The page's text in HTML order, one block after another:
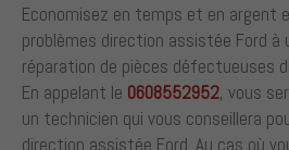
Economisez en temps et en argent
problèmes direction assistée Ford à
réparation de pièces défectueuses
En appelant le 0608552952, vous
un technicien qui vous conseillera
direction assistée Ford. Au cas où